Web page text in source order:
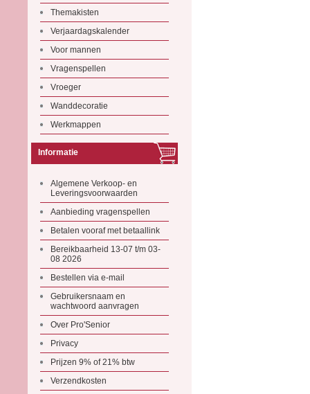
Themakisten
Verjaardagskalender
Voor mannen
Vragenspellen
Vroeger
Wanddecoratie
Werkmappen
Informatie
Algemene Verkoop- en
Leveringsvoorwaarden
Aanbieding vragenspellen
Betalen vooraf met betaallink
Bereikbaarheid 13-07 t/m 03-
08 2026
Bestellen via e-mail
Gebruikersnaam en
wachtwoord aanvragen
Over Pro'Senior
Privacy
Prijzen 9% of 21% btw
Verzendkosten